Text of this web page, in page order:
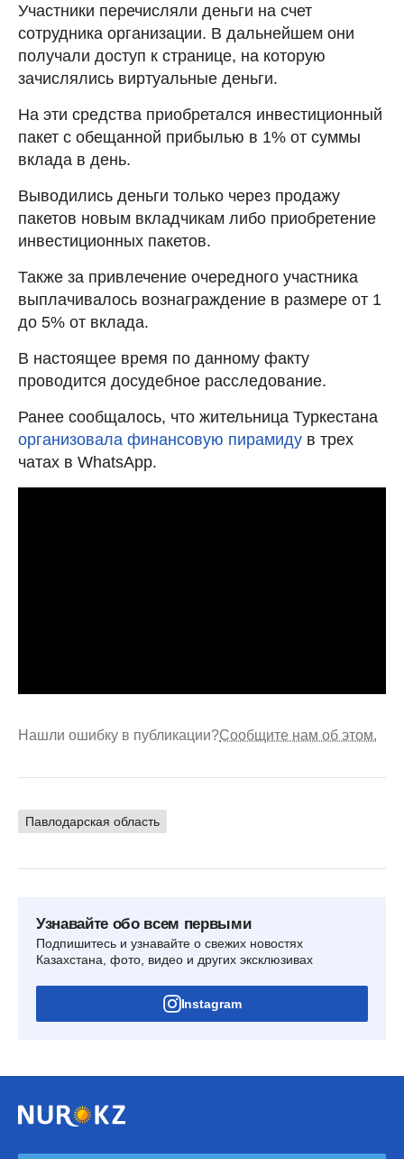
Участники перечисляли деньги на счет
сотрудника организации. В дальнейшем они
получали доступ к странице, на которую
зачислялись виртуальные деньги.
На эти средства приобретался инвестиционный
пакет с обещанной прибылью в 1% от суммы
вклада в день.
Выводились деньги только через продажу
пакетов новым вкладчикам либо приобретение
инвестиционных пакетов.
Также за привлечение очередного участника
выплачивалось вознаграждение в размере от 1
до 5% от вклада.
В настоящее время по данному факту
проводится досудебное расследование.
Ранее сообщалось, что жительница Туркестана
организовала финансовую пирамиду в трех
чатах в WhatsApp.
Нашли ошибку в публикации?Сообщите нам об этом.
Павлодарская область
Узнавайте обо всем первыми
Подпишитесь и узнавайте о свежих новостях
Казахстана, фото, видео и других эксклюзивах
Instagram